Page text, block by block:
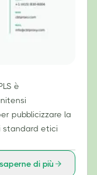
è
pubblicizzare la
standard etici
di più